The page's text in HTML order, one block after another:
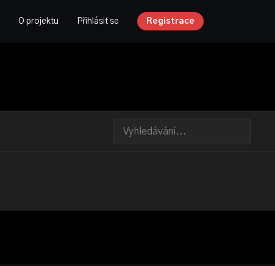
O projektu Přihlásit se Registrace